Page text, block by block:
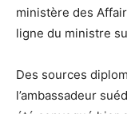
ministère des
ligne du ministre
Des sources
l’ambassadeur